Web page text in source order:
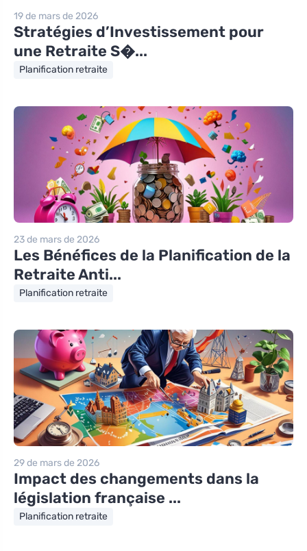
19 de mars de 2026
Stratégies d’Investissement pour
une Retraite S�...
Planification retraite
23 de mars de 2026
Les Bénéfices de la Planification de la
Retraite Anti...
Planification retraite
29 de mars de 2026
Impact des changements dans la
législation française ...
Planification retraite